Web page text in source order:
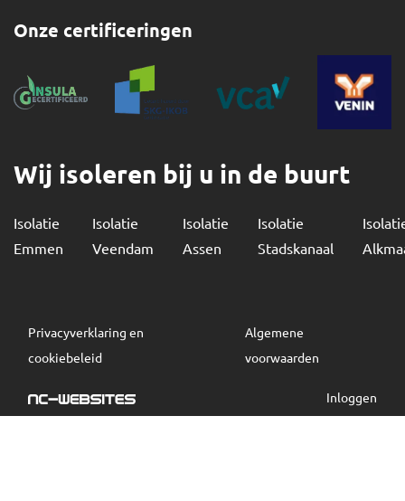
Onze certificeringen
Wij isoleren bij u in de buurt
Isolatie
Emmen
Isolatie
Veendam
Isolatie
Assen
Isolatie
Stadskanaal
Privacyverklaring en
cookiebeleid
Algemene
voorwaarden
Inloggen